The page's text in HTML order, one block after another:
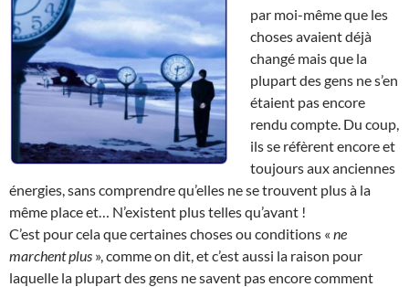
par moi-même que les
choses avaient déjà
changé mais que la
plupart des gens ne s’en
étaient pas encore
rendu compte. Du coup,
ils se réfèrent encore et
toujours aux anciennes
énergies, sans comprendre qu’elles ne se trouvent plus à la
même place et… N’existent plus telles qu’avant !
C’est pour cela que certaines choses ou conditions « ne
marchent plus », comme on dit, et c’est aussi la raison pour
laquelle la plupart des gens ne savent pas encore comment